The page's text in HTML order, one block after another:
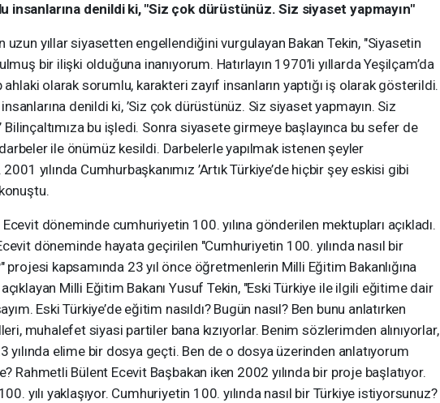
insanlarına denildi ki, "Siz çok dürüstünüz. Siz siyaset yapmayın"
uzun yıllar siyasetten engellendiğini vurgulayan Bakan Tekin, "Siyasetin
bir ilişki olduğuna inanıyorum. Hatırlayın 1970’li yıllarda Yeşilçam’da
olarak sorumlu, karakteri zayıf insanların yaptığı iş olarak gösterildi.
denildi ki, ’Siz çok dürüstünüz. Siz siyaset yapmayın. Siz
Bilinçaltımıza bu işledi. Sonra siyasete girmeye başlayınca bu sefer de
darbeler ile önümüz kesildi. Darbelerle yapılmak istenen şeyler
2001 yılında Cumhurbaşkanımız ’Artık Türkiye’de hiçbir şey eskisi gibi
döneminde cumhuriyetin 100. yılına gönderilen mektupları açıkladı.
döneminde hayata geçirilen "Cumhuriyetin 100. yılında nasıl bir
projesi kapsamında 23 yıl önce öğretmenlerin Milli Eğitim Bakanlığına
Milli Eğitim Bakanı Yusuf Tekin, "Eski Türkiye ile ilgili eğitime dair
Eski Türkiye’de eğitim nasıldı? Bugün nasıl? Ben bunu anlatırken
muhalefet siyasi partiler bana kızıyorlar. Benim sözlerimden alınıyorlar,
yılında elime bir dosya geçti. Ben de o dosya üzerinden anlatıyorum
Rahmetli Bülent Ecevit Başbakan iken 2002 yılında bir proje başlatıyor.
yılı yaklaşıyor. Cumhuriyetin 100. yılında nasıl bir Türkiye istiyorsunuz?